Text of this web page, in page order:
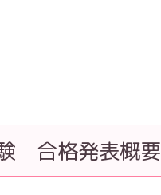
合格発表概要